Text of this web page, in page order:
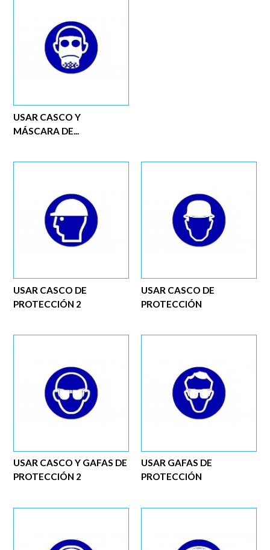
USAR CASCO Y
MÁSCARA DE...
USAR CASCO DE
PROTECCIÓN
USAR CASCO DE
PROTECCIÓN 2
USAR GAFAS DE
PROTECCIÓN
USAR CASCO Y GAFAS DE
PROTECCIÓN 2